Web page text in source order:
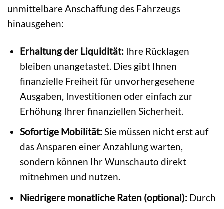
unmittelbare Anschaffung des Fahrzeugs
hinausgehen:
Erhaltung der Liquidität:Ihre Rücklagen
bleiben unangetastet. Dies gibt Ihnen
finanzielle Freiheit für unvorhergesehene
Ausgaben, Investitionen oder einfach zur
Erhöhung Ihrer finanziellen Sicherheit.
Sofortige Mobilität:Sie müssen nicht erst auf
das Ansparen einer Anzahlung warten,
sondern können Ihr Wunschauto direkt
mitnehmen und nutzen.
Niedrigere monatliche Raten (optional):Durch